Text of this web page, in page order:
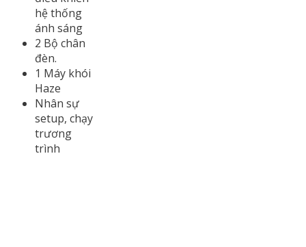
hệ thống
ánh sáng
2 Bộ chân
đèn.
1 Máy khói
Haze
Nhân sự
setup, chạy
trương
trình